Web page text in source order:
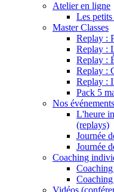
Atelier en ligne
Les
Master Classes
Replay :
Replay :
Replay :
Replay :
Replay :
Pack 5
Nos
L'heure
(replays)
Journée
Journée
Coaching
Vidéos